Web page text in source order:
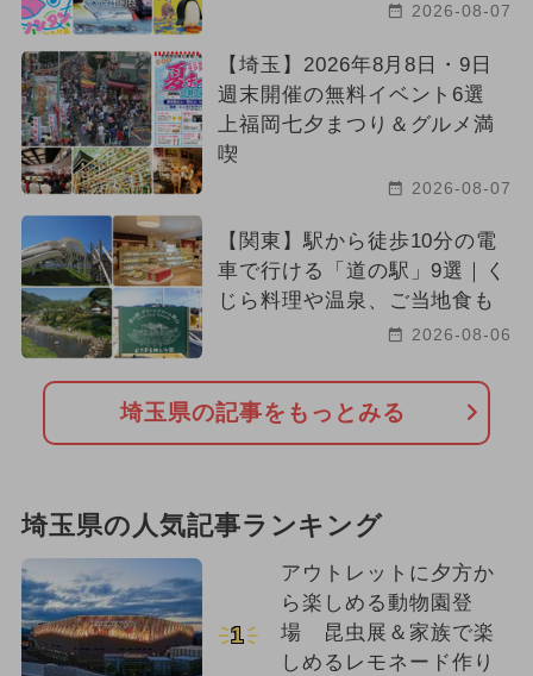
2026-08-07
【埼玉】2026年8月8日・9日
週末開催の無料イベント6選
上福岡七夕まつり＆グルメ満
喫
2026-08-07
【関東】駅から徒歩10分の電
車で行ける「道の駅」9選｜く
じら料理や温泉、ご当地食も
2026-08-06
埼玉県の記事をもっとみる
埼玉県の人気記事ランキング
1
アウトレットに夕方か
ら楽しめる動物園登
場 昆虫展＆家族で楽
しめるレモネード作り